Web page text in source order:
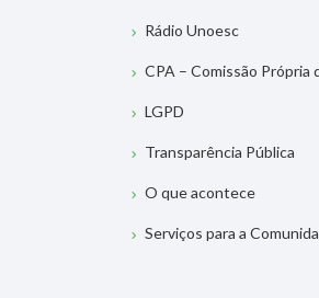
Rádio Unoesc
CPA – Comissão Própria
LGPD
Transparência Pública
O que acontece
Serviços para a